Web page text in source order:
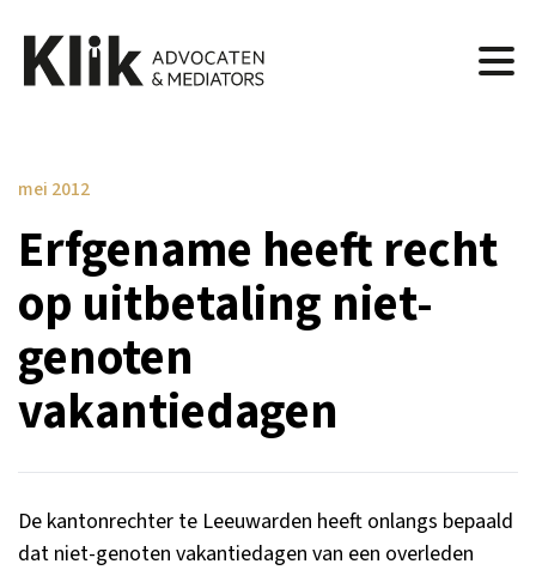
mei 2012
Erfgename heeft recht
op uitbetaling niet-
genoten
vakantiedagen
De kantonrechter te Leeuwarden heeft onlangs bepaald
dat niet-genoten vakantiedagen van een overleden